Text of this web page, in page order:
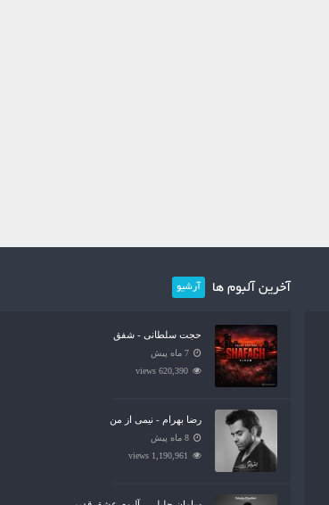
آخرین آلبوم ها آرشیو
حجت سلطانی - شفق
7 ماه پیش
620,390 views
رضا بهرام - نیمی از من
8 ماه پیش
1,190,961 views